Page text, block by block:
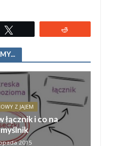
Z JAJEM
łącznik i co na
2015